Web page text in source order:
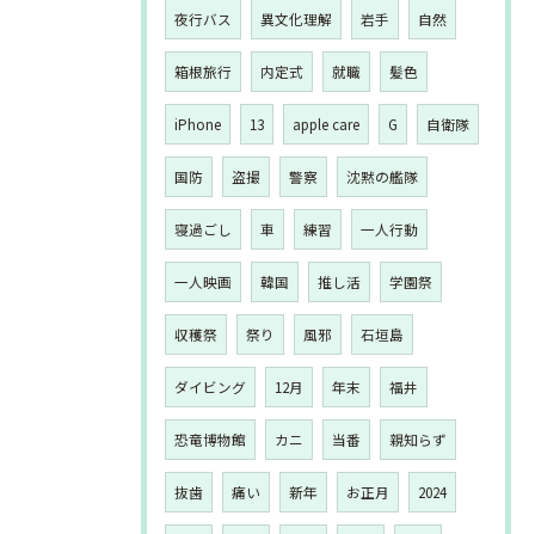
夜行バス 異文化理解 岩手 自然
箱根旅行 内定式 就職 髪色
iPhone 13 apple care G 自衛隊
国防 盗撮 警察 沈黙の艦隊
寝過ごし 車 練習 一人行動
一人映画 韓国 推し活 学園祭
収穫祭 祭り 風邪 石垣島
ダイビング 12月 年末 福井
恐竜博物館 カニ 当番 親知らず
抜歯 痛い 新年 お正月 2024